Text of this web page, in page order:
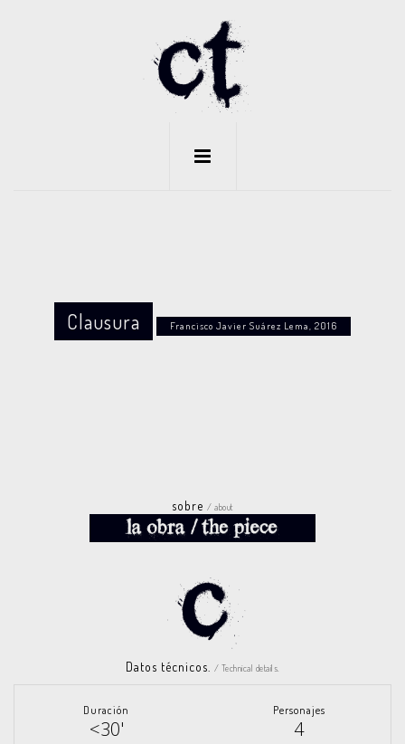
Clausura Francisco Javier Suárez Lema, 2016
sobre/ about
Datos técnicos. / Technical details.
Duración
<30'
Personajes
4